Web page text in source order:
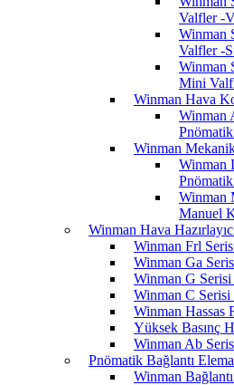
Valfler -
Winman
Valfler -
Winman
Mini
Winman Hava
Winman
Winman
Winman
Winman
Manuel
Winman Hava
Winman Frl
Winman Ga
Winman G Serisi
Winman C Serisi
Winman Hassas
Yüksek Basınç
Winman Ab
Pnömatik Bağlantı
Winman